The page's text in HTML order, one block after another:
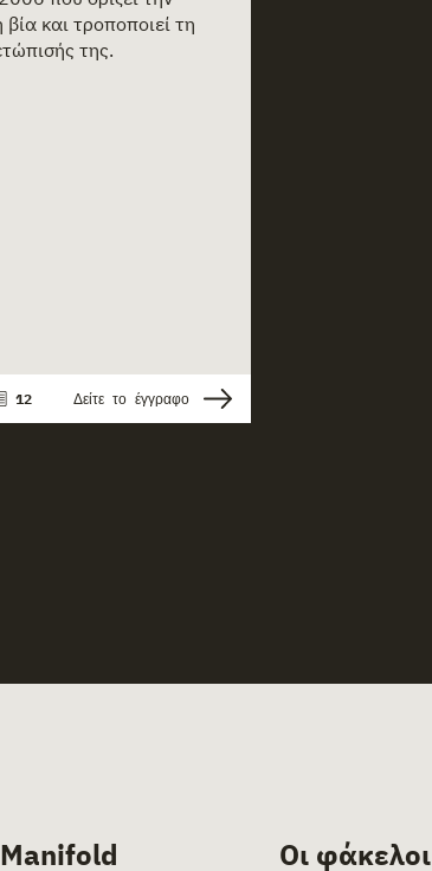
βία και τροποποιεί τη
της.
12 Δείτε το έγγραφο
Οι φάκελοι